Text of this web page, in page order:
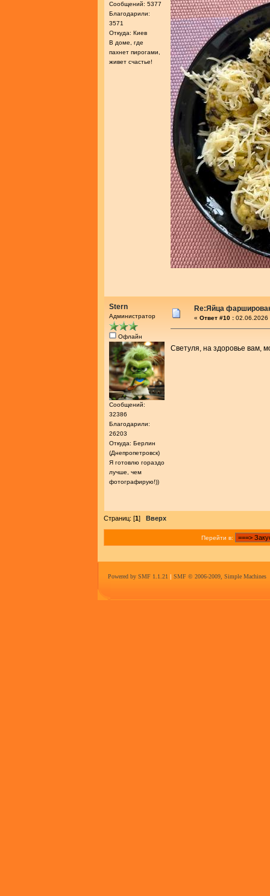
Сообщений: 5377
Благодарили:
3571
Откуда: Киев
В доме, где
пахнет пирогами,
живет счастье!
Stern
Администратор
Офлайн
Сообщений:
32386
Благодарили:
26203
Откуда: Берлин
(Днепропетровск)
Я готовлю гораздо
лучше, чем
фотографирую!))
Re:Яйца
« Ответ #10 : 02.06.2026
Светуля, на здоровье вам,
Страниц: [1] Вверх
Перейти в:
Powered by SMF 1.1.21 | SMF © 2006-2009, Simple Machines